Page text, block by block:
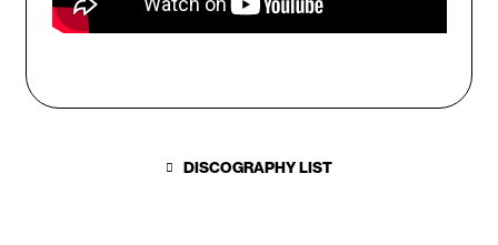
DISCOGRAPHY LIST